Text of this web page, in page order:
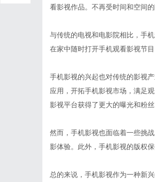
看影视作品。不再受时间和空间
与传统的电视和电影院相比，手
在家中随时打开手机观看影视节
手机影视的兴起也对传统的影视
应用，开拓手机影视市场，满足
影视平台获得了更大的曝光和粉丝
然而，手机影视也面临着一些挑
影体验。此外，手机影视的版权
总的来说，手机影视作为一种新